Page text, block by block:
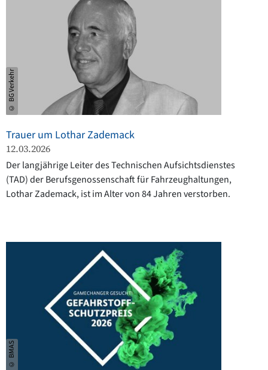
© BG Verkehr
Trauer um Lothar Zademack
12.03.2026
Der langjährige Leiter des Technischen Aufsichtsdienstes
(TAD) der Berufsgenossenschaft für Fahrzeughaltungen,
Lothar Zademack, ist im Alter von 84 Jahren verstorben.
© BMAS